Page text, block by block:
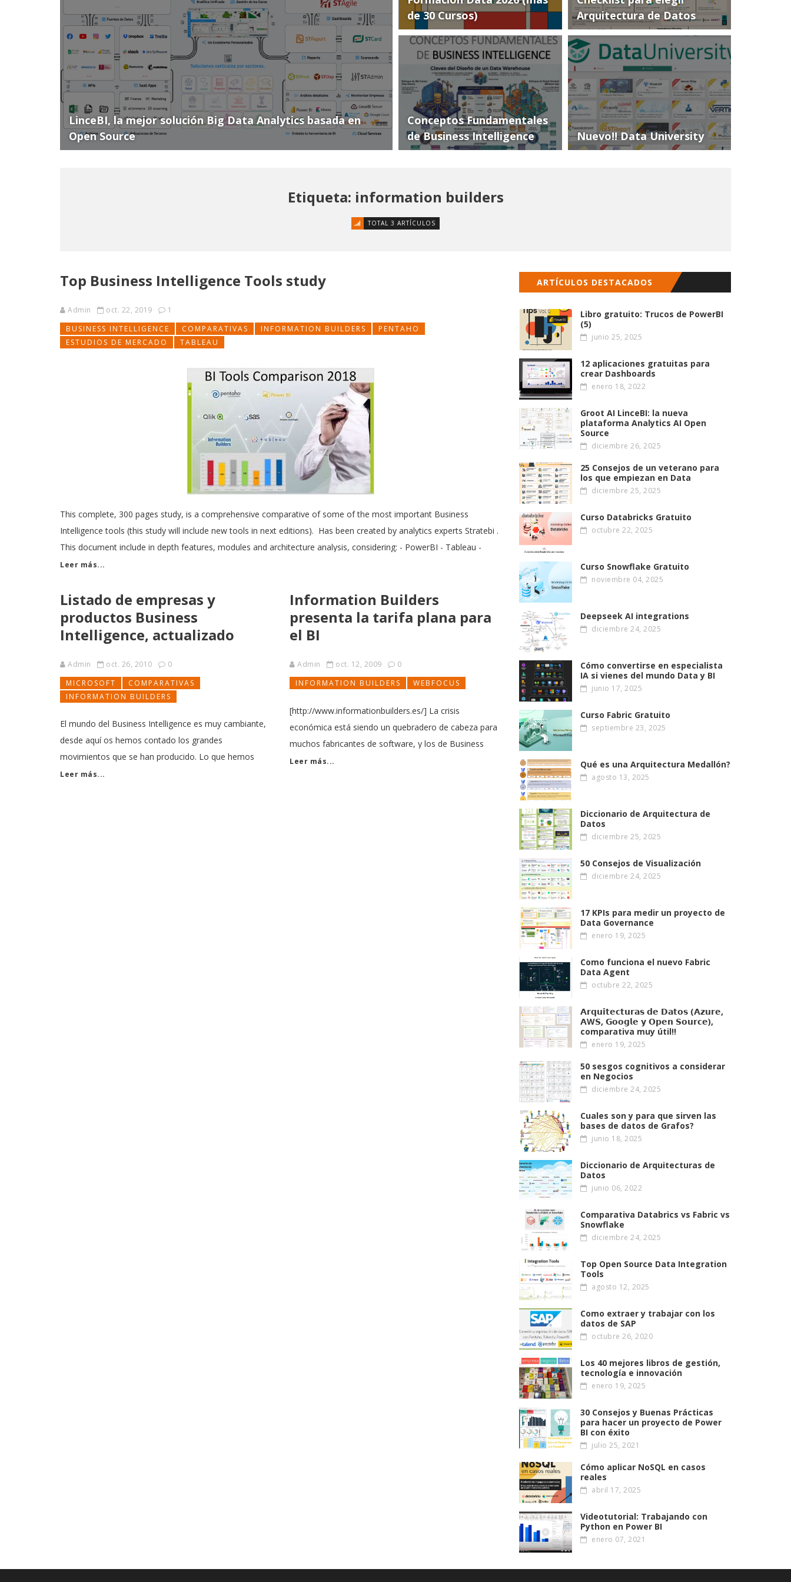
LinceBI, la mejor solución Big Data Analytics basada en
Open Source
de 30 Cursos)
Arquitectura de Datos
Conceptos Fundamentales
de Business Intelligence
Nuevo!! Data University
Etiqueta: information builders
TOTAL 3 ARTÍCULOS
Top Business Intelligence Tools study
Admin oct. 22, 2019
1
BUSINESS INTELLIGENCE
COMPARATIVAS INFORMATION BUILDERS
PENTAHO
ESTUDIOS DE MERCADO
TABLEAU
This complete, 300 pages study, is a comprehensive comparative of some of the most important Business
Intelligence tools (this study will include new tools in next editions). Has been created by analytics experts Stratebi .
This document include in depth features, modules and architecture analysis, considering: - PowerBI - Tableau -
Leer más...
Listado de empresas y
productos Business
Intelligence, actualizado
Admin oct. 26, 2010
0
MICROSOFT
COMPARATIVAS
INFORMATION BUILDERS
El mundo del Business Intelligence es muy cambiante,
desde aquí os hemos contado los grandes
movimientos que se han producido. Lo que hemos
hecho ha sido recopilar el estado actual de los
Leer más...
Information Builders
presenta la tarifa plana para
el BI
Admin oct. 12, 2009
0
INFORMATION BUILDERS
WEBFOCUS
[http://www.informationbuilders.es/] La crisis
económica está siendo un quebradero de cabeza para
muchos fabricantes de software, y los de Business
Intelligence no iban a ser una excepción. Si ya hace
Leer más...
ARTÍCULOS DESTACADOS
Libro gratuito: Trucos de PowerBI
(5)
junio 25, 2025
12 aplicaciones gratuitas para
crear Dashboards
enero 18, 2022
Groot AI LinceBI: la nueva
plataforma Analytics AI Open
Source
diciembre 26, 2025
25 Consejos de un veterano para
los que empiezan en Data
diciembre 25, 2025
Curso Databricks Gratuito
octubre 22, 2025
Curso Snowflake Gratuito
noviembre 04, 2025
Deepseek AI integrations
diciembre 24, 2025
Cómo convertirse en especialista
IA si vienes del mundo Data y BI
junio 17, 2025
Curso Fabric Gratuito
septiembre 23, 2025
Qué es una Arquitectura Medallón?
agosto 13, 2025
Diccionario de Arquitectura de
Datos
diciembre 25, 2025
50 Consejos de Visualización
diciembre 24, 2025
17 KPIs para medir un proyecto de
Data Governance
enero 19, 2025
Como funciona el nuevo Fabric
Data Agent
octubre 22, 2025
𝗔𝗿𝗾𝘂𝗶𝘁𝗲𝗰𝘁𝘂𝗿𝗮𝘀 𝗱𝗲 𝗗𝗮𝘁𝗼𝘀 (𝗔𝘇𝘂𝗿𝗲,
𝗔W𝗦, 𝗚𝗼𝗼𝗴𝗹𝗲 𝘆 𝗢𝗽𝗲𝗻 𝗦𝗼𝘂𝗿𝗰𝗲),
comparativa muy útil!!
enero 19, 2025
50 sesgos cognitivos a considerar
en Negocios
diciembre 24, 2025
Cuales son y para que sirven las
bases de datos de Grafos?
junio 18, 2025
Diccionario de Arquitecturas de
Datos
junio 06, 2022
Comparativa Databrics vs Fabric vs
Snowflake
diciembre 24, 2025
Top Open Source Data Integration
Tools
agosto 12, 2025
Como extraer y trabajar con los
datos de SAP
octubre 26, 2020
Los 40 mejores libros de gestión,
tecnología e innovación
enero 19, 2025
30 Consejos y Buenas Prácticas
para hacer un proyecto de Power
BI con éxito
julio 25, 2021
Cómo aplicar NoSQL en casos
reales
abril 17, 2025
Videotutorial: Trabajando con
Python en Power BI
enero 07, 2021